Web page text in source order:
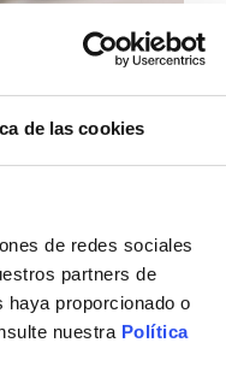
de las cookies
de redes sociales
partners de
proporcionado o
nuestra Política